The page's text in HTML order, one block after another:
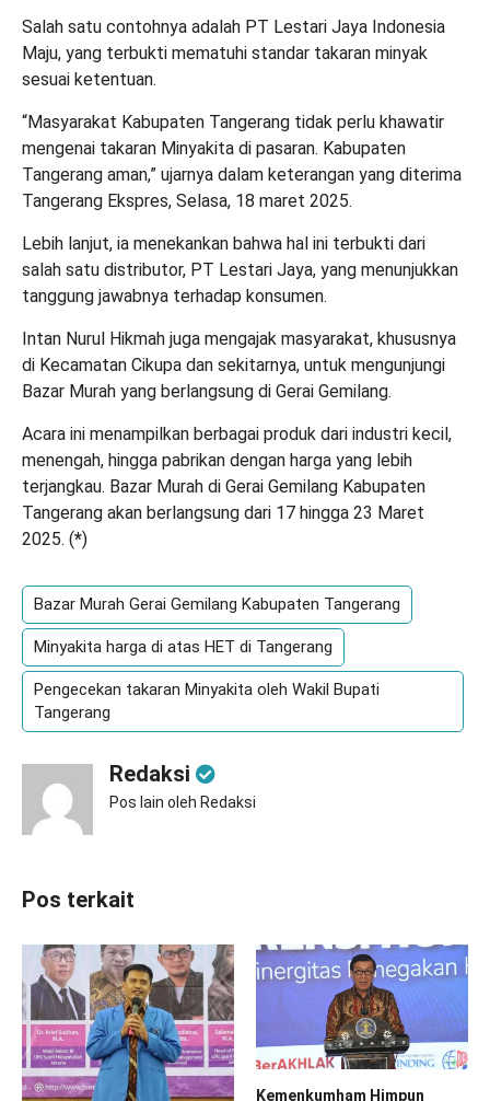
Salah satu contohnya adalah PT Lestari Jaya Indonesia
Maju, yang terbukti mematuhi standar takaran minyak
sesuai ketentuan.
“Masyarakat Kabupaten Tangerang tidak perlu khawatir
mengenai takaran Minyakita di pasaran. Kabupaten
Tangerang aman,” ujarnya dalam keterangan yang diterima
Tangerang Ekspres, Selasa, 18 maret 2025.
Lebih lanjut, ia menekankan bahwa hal ini terbukti dari
salah satu distributor, PT Lestari Jaya, yang menunjukkan
tanggung jawabnya terhadap konsumen.
Intan Nurul Hikmah juga mengajak masyarakat, khususnya
di Kecamatan Cikupa dan sekitarnya, untuk mengunjungi
Bazar Murah yang berlangsung di Gerai Gemilang.
Acara ini menampilkan berbagai produk dari industri kecil,
menengah, hingga pabrikan dengan harga yang lebih
terjangkau. Bazar Murah di Gerai Gemilang Kabupaten
Tangerang akan berlangsung dari 17 hingga 23 Maret
2025. (*)
Bazar Murah Gerai Gemilang Kabupaten Tangerang
Minyakita harga di atas HET di Tangerang
Pengecekan takaran Minyakita oleh Wakil Bupati
Tangerang
Redaksi
Pos lain oleh Redaksi
Pos terkait
Kemenkumham Himpun